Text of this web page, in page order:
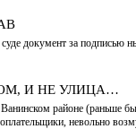
документ за подписью
И НЕ УЛИЦА…
районе (раньше
невольно